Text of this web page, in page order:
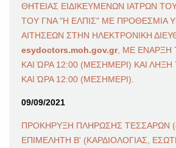
ΘΗΤΕΙΑΣ ΕΙΔΙΚΕΥΜΕΝΩΝ ΙΑΤΡΩΝ
ΤΟΥ ΓΝΑ "Η ΕΛΠΙΣ" ΜΕ ΠΡΟΘΕΣΜΙΑ
ΑΙΤΗΣΕΩΝ ΣΤΗΝ ΗΛΕΚΤΡΟΝΙΚΗ
esydoctors.moh.gov.gr, ΜΕ ΕΝΑΡΞΗ
ΚΑΙ ΏΡΑ 12:00 (ΜΕΣΗΜΕΡΙ) ΚΑΙ ΛΗΞΗ
ΚΑΙ ΏΡΑ 12:00 (ΜΕΣΗΜΕΡΙ).
09/09/2021
ΠΡΟΚΗΡΥΞΗ ΠΛΗΡΩΣΗΣ ΤΕΣΣΑΡΩΝ
ΕΠΙΜΕΛΗΤΗ Β' (ΚΑΡΔΙΟΛΟΓΙΑΣ,